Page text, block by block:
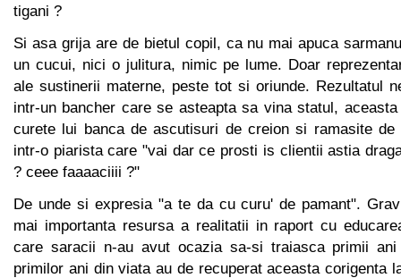
tigani ?
Si asa grija are de bietul copil, ca nu mai apuca
un cucui, nici o julitura, nimic pe lume. Doar
ale sustinerii materne, peste tot si oriunde. Rezultatul
intr-un bancher care se asteapta sa vina statul,
curete lui banca de ascutisuri de creion si ramasite de
intr-o piarista care "vai dar ce prosti is clientii astia
? ceee faaaaciiii ?"
De unde si expresia "a te da cu curu' de pamant".
mai importanta resursa a realitatii in raport cu
care saracii n-au avut ocazia sa-si traiasca primii
primilor ani din viata au de recuperat aceasta corigenta